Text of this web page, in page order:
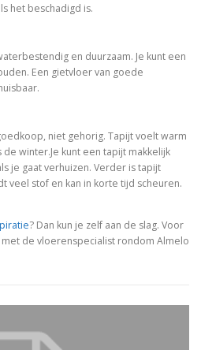
het beschadigd is.
en duurzaam. Je kunt een
Een gietvloer van goede
niet gehorig. Tapijt voelt warm
winter.Je kunt een tapijt makkelijk
je gaat verhuizen. Verder is tapijt
veel stof en kan in korte tijd scheuren.
? Dan kun je zelf aan de slag. Voor
de vloerenspecialist rondom Almelo